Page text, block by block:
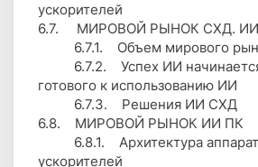
ускорителей
6.7. МИРОВОЙ РЫНОК СХД.
6.7.1. Объем мирового
6.7.2. Успех ИИ начинается
готового к использованию ИИ
6.7.3. Решения ИИ СХД
6.8. МИРОВОЙ РЫНОК ИИ ПК
6.8.1. Архитектура
ускорителей